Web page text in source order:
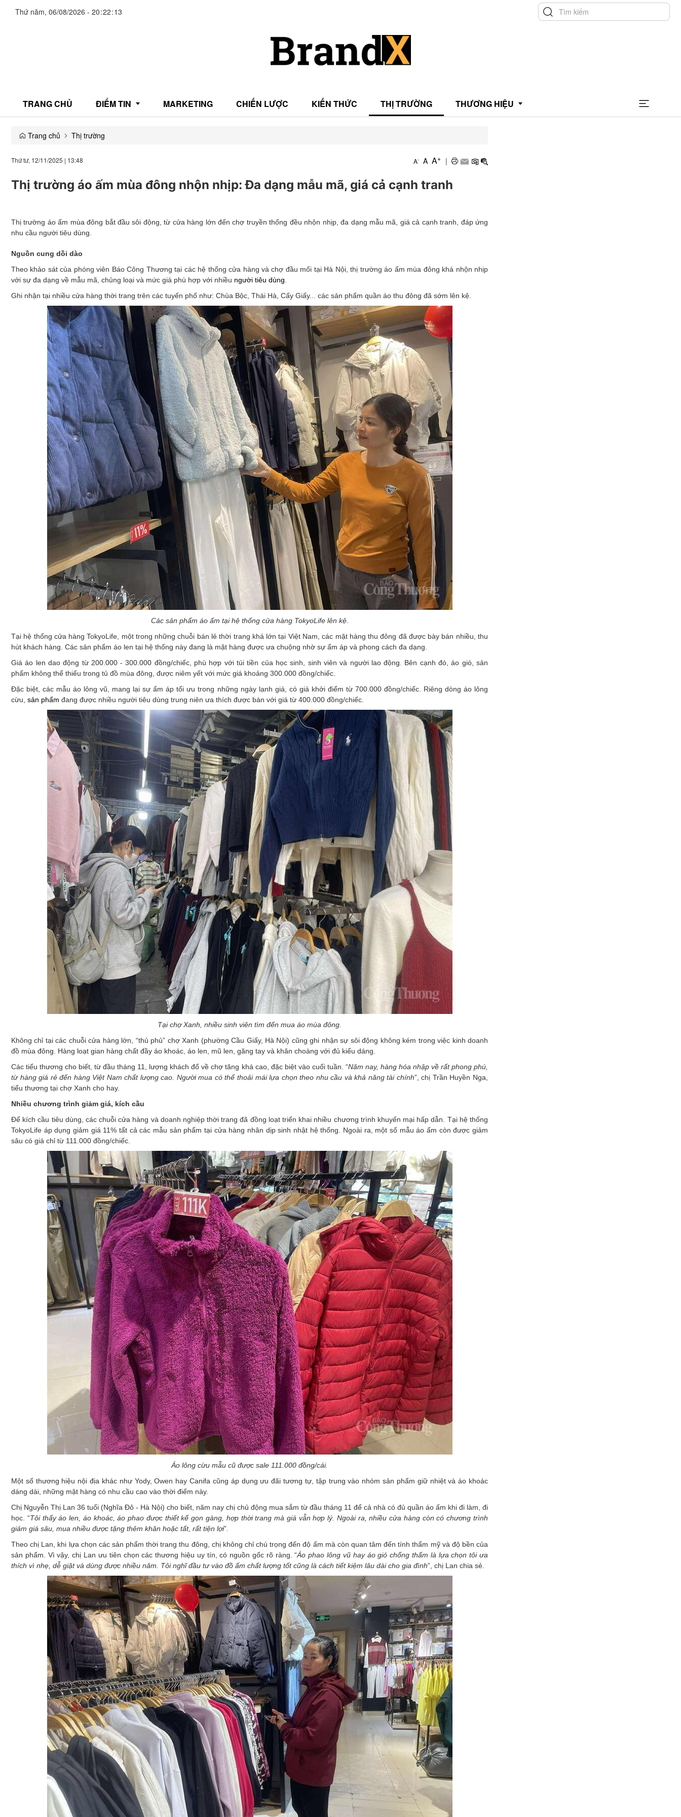
Thứ năm, 06/08/2026 - 20:22:15
TRANG CHỦ ĐIỂM TIN
Đời sống
Xây dựng
MARKETING CHIẾN LƯỢC KIẾN THỨC THỊ TRƯỜNG THƯƠNG HIỆU
OCOP
Trang chủ Thị trường
Thứ tư, 12/11/2025 | 13:48 A- A A+ |
Thị trường áo ấm mùa đông nhộn nhịp: Đa dạng mẫu mã, giá cả cạnh tranh
Thị trường áo ấm mùa đông bắt đầu sôi động, từ cửa hàng lớn đến chợ truyền thống đều nhộn nhịp, đa dạng mẫu mã, giá cả cạnh tranh, đáp ứng
nhu cầu người tiêu dùng.
Nguồn cung dồi dào
Theo khảo sát của phóng viên Báo Công Thương tại các hệ thống cửa hàng và chợ đầu mối tại Hà Nội, thị trường áo ấm mùa đông khá nhộn nhịp
với sự đa dạng về mẫu mã, chủng loại và mức giá phù hợp với nhiều người tiêu dùng
Ghi nhận tại nhiều cửa hàng thời trang trên các tuyến phố như: Chùa Bộc, Thái Hà, Cấy Giấy... các sản phẩm quần áo thu đông đã sớm lên kệ.
Các sản phẩm áo ấm tại hệ thống cửa hàng TokyoLife lên kệ.
Tại hệ thống cửa hàng TokyoLife, một trong những chuỗi bán lẻ thời trang khá lớn tại Việt Nam, các mặt hàng thu đông đã được bày bán nhiều, thu
hút khách hàng. Các sản phẩm áo len tại hệ thống này đang là mặt hàng được ưa chuộng nhờ sự ấm áp và phong cách đa dạng.
Giá áo len dao động từ 200.000 - 300.000 đồng/chiếc, phù hợp với túi tiền của học sinh, sinh viên và người lao động. Bên cạnh đó, áo gió, sản
phẩm không thể thiếu trong tủ đồ mùa đông, được niêm yết với mức giá khoảng 300.000 đồng/chiếc.
Đặc biệt, các mẫu áo lông vũ, mang lại sự ấm áp tối ưu trong những ngày lạnh giá, có giá khởi điểm từ 700.000 đồng/chiếc. Riêng dòng áo lông
cừu, sản phẩm đang được nhiều người tiêu dùng trung niên ưa thích được bán với giá từ 400.000 đồng/chiếc.
Tại chợ Xanh, nhiều sinh viên tìm đến mua áo mùa đông.
Không chỉ tại các chuỗi cửa hàng lớn, “thủ phủ” chợ Xanh (phường Cầu Giấy, Hà Nội) cũng ghi nhận sự sôi động không kém trong việc kinh doanh
đồ mùa đông. Hàng loạt gian hàng chất đầy áo khoác, áo len, mũ len, găng tay và khăn choàng với đủ kiểu dáng.
Các tiểu thương cho biết, từ đầu tháng 11, lượng khách đổ về chợ tăng khá cao, đặc biệt vào cuối tuần. “Năm nay, hàng hóa nhập về rất phong phú,
từ hàng giá rẻ đến hàng Việt Nam chất lượng cao. Người mua có thể thoải mái lựa chọn theo nhu cầu và khả năng tài chính”, chị Trần Huyền Nga,
tiểu thương tại chợ Xanh cho hay.
Nhiều chương trình giảm giá, kích cầu
Để kích cầu tiêu dùng, các chuỗi cửa hàng và doanh nghiệp thời trang đã đồng loạt triển khai nhiều chương trình khuyến mại hấp dẫn. Tại hệ thống
TokyoLife áp dụng giảm giá 11% tất cả các mẫu sản phẩm tại cửa hàng nhân dịp sinh nhật hệ thống. Ngoài ra, một số mẫu áo ấm còn được giảm
sâu có giá chỉ từ 111.000 đồng/chiếc.
Áo lông cừu mẫu cũ được sale 111.000 đồng/cái.
Một số thương hiệu nội địa khác như Yody, Owen hay Canifa cũng áp dụng ưu đãi tương tự, tập trung vào nhóm sản phẩm giữ nhiệt và áo khoác
dáng dài, những mặt hàng có nhu cầu cao vào thời điểm này.
Chị Nguyễn Thị Lan 36 tuổi (Nghĩa Đô - Hà Nội) cho biết, năm nay chị chủ động mua sắm từ đầu tháng 11 để cả nhà có đủ quần áo ấm khi đi làm, đi
học. “Tôithấy áo len, áo khoác, áo phao được thiết kế gọn gàng, hợp thời trang mà giá vẫn hợp lý. Ngoài ra, nhiều cửa hàng còn có chương trình
giảm giá sâu, mua nhiều được tặng thêm khăn hoặc tất, rất tiện lợi”.
Theo chị Lan, khi lựa chọn các sản phẩm thời trang thu đông, chị không chỉ chú trọng đến độ ấm mà còn quan tâm đến tính thẩm mỹ và độ bền của
sản phẩm. Vì vậy, chị Lan ưu tiên chọn các thương hiệu uy tín, có nguồn gốc rõ ràng. “Áo phao lông vũ hay áo gió chống thấm là lựa chọn tôi ưa
thích vì nhẹ, dễ giặt và dùng được nhiều năm. Tôi nghĩ đầu tư vào đồ ấm chất lượng tốt cũng là cách tiết kiệm lâu dài cho gia đình”, chị Lan chia sẻ.